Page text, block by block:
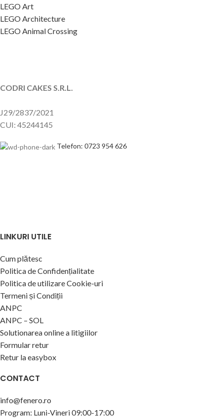
LEGO Art
LEGO Architecture
LEGO Animal Crossing
CODRI CAKES S.R.L.
J29/2837/2021
CUI: 45244145
Telefon: 0723 954 626
LINKURI UTILE
Cum plătesc
Politica de Confidențialitate
Politica de utilizare Cookie-uri
Termeni și Condiții
ANPC
ANPC – SOL
Solutionarea online a litigiilor
Formular retur
Retur la easybox
CONTACT
info@fenero.ro
Program: Luni-Vineri 09:00-17:00